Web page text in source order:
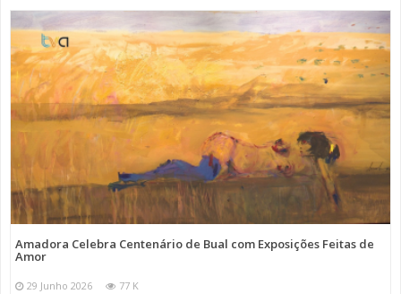
Amadora Celebra Centenário de Bual com Exposições Feitas de
Amor
29 Junho 2026 77 K